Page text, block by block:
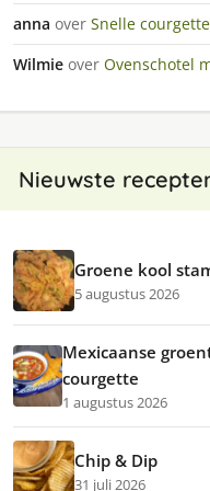
anna over Snelle
Wilmie over Ovenschotel
Nieuwste
Groene kool
5 augustus 2026
Mexicaanse
courgette
1 augustus 2026
Chip & Dip
31 juli 2026